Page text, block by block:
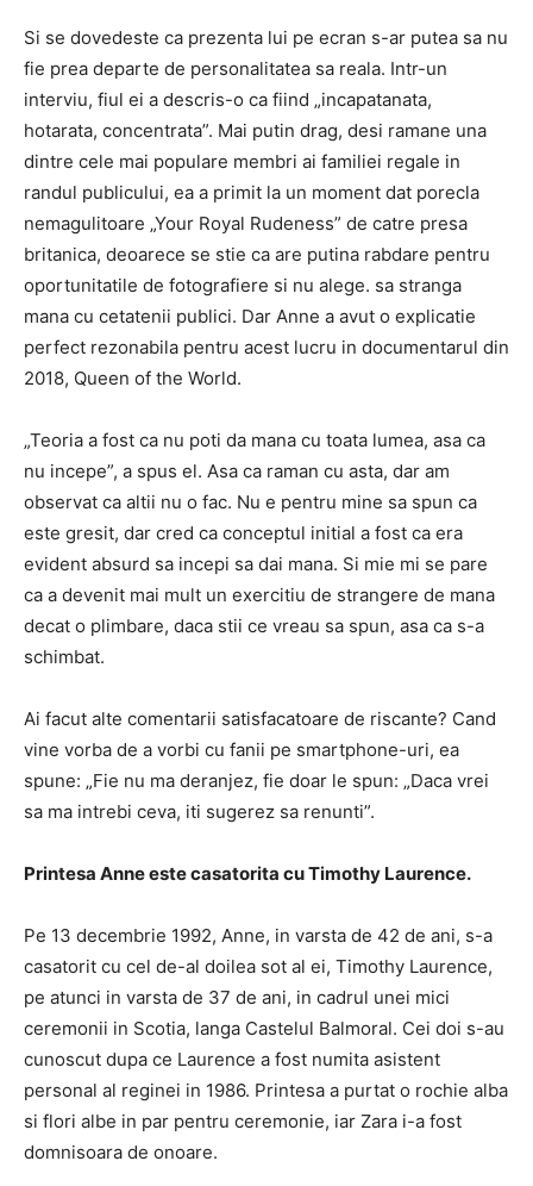
Si se dovedeste ca prezenta lui pe ecran s-ar putea sa nu
fie prea departe de personalitatea sa reala. Intr-un
interviu, fiul ei a descris-o ca fiind „incapatanata,
hotarata, concentrata”. Mai putin drag, desi ramane una
dintre cele mai populare membri ai familiei regale in
randul publicului, ea a primit la un moment dat porecla
nemagulitoare „Your Royal Rudeness” de catre presa
britanica, deoarece se stie ca are putina rabdare pentru
oportunitatile de fotografiere si nu alege. sa stranga
mana cu cetatenii publici. Dar Anne a avut o explicatie
perfect rezonabila pentru acest lucru in documentarul din
2018, Queen of the World.
„Teoria a fost ca nu poti da mana cu toata lumea, asa ca
nu incepe”, a spus el. Asa ca raman cu asta, dar am
observat ca altii nu o fac. Nu e pentru mine sa spun ca
este gresit, dar cred ca conceptul initial a fost ca era
evident absurd sa incepi sa dai mana. Si mie mi se pare
ca a devenit mai mult un exercitiu de strangere de mana
decat o plimbare, daca stii ce vreau sa spun, asa ca s-a
schimbat.
Ai facut alte comentarii satisfacatoare de riscante? Cand
vine vorba de a vorbi cu fanii pe smartphone-uri, ea
spune: „Fie nu ma deranjez, fie doar le spun: „Daca vrei
sa ma intrebi ceva, iti sugerez sa renunti”.
Printesa Anne este casatorita cu Timothy Laurence.
Pe 13 decembrie 1992, Anne, in varsta de 42 de ani, s-a
casatorit cu cel de-al doilea sot al ei, Timothy Laurence,
pe atunci in varsta de 37 de ani, in cadrul unei mici
ceremonii in Scotia, langa Castelul Balmoral. Cei doi s-au
cunoscut dupa ce Laurence a fost numita asistent
personal al reginei in 1986. Printesa a purtat o rochie alba
si flori albe in par pentru ceremonie, iar Zara i-a fost
domnisoara de onoare.